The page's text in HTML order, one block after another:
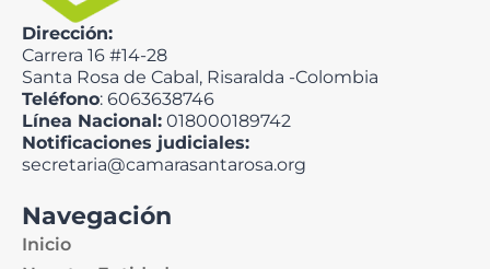
Dirección:
Carrera 16 #14-28
Santa Rosa de Cabal, Risaralda -Colombia
Teléfono: 6063638746
Línea Nacional: 018000189742
Notificaciones judiciales:
secretaria@camarasantarosa.org
Navegación
Inicio